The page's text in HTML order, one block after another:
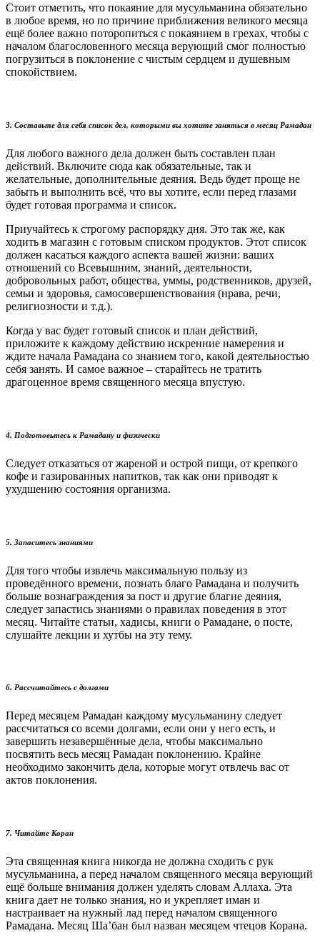
Стоит отметить, что покаяние для мусульманина обязательно
в любое время, но по причине приближения великого месяца
ещё более важно поторопиться с покаянием в грехах, чтобы с
началом благословенного месяца верующий смог полностью
погрузиться в поклонение с чистым сердцем и душевным
спокойствием.
3. Составьте для себя список дел, которыми вы хотите заняться в месяц Рамадан
Для любого важного дела должен быть составлен план
действий. Включите сюда как обязательные, так и
желательные, дополнительные деяния. Ведь будет проще не
забыть и выполнить всё, что вы хотите, если перед глазами
будет готовая программа и список.
Приучайтесь к строгому распорядку дня. Это так же, как
ходить в магазин с готовым списком продуктов. Этот список
должен касаться каждого аспекта вашей жизни: ваших
отношений со Всевышним, знаний, деятельности,
добровольных работ, общества, уммы, родственников, друзей,
семьи и здоровья, самосовершенствования (нрава, речи,
религиозности и т.д.).
Когда у вас будет готовый список и план действий,
приложите к каждому действию искренние намерения и
ждите начала Рамадана со знанием того, какой деятельностью
себя занять. И самое важное – старайтесь не тратить
драгоценное время священного месяца впустую.
4. Подготовьтесь к Рамадану и физически
Следует отказаться от жареной и острой пищи, от крепкого
кофе и газированных напитков, так как они приводят к
ухудшению состояния организма.
5. Запаситесь знаниями
Для того чтобы извлечь максимальную пользу из
проведённого времени, познать благо Рамадана и получить
больше вознаграждения за пост и другие благие деяния,
следует запастись знаниями о правилах поведения в этот
месяц. Читайте статьи, хадисы, книги о Рамадане, о посте,
слушайте лекции и хутбы на эту тему.
6. Рассчитайтесь с долгами
Перед месяцем Рамадан каждому мусульманину следует
рассчитаться со всеми долгами, если они у него есть, и
завершить незавершённые дела, чтобы максимально
посвятить весь месяц Рамадан поклонению. Крайне
необходимо закончить дела, которые могут отвлечь вас от
актов поклонения.
7. Читайте Коран
Эта священная книга никогда не должна сходить с рук
мусульманина, а перед началом священного месяца верующий
ещё больше внимания должен уделять словам Аллаха. Эта
книга дает не только знания, но и укрепляет иман и
настраивает на нужный лад перед началом священного
Рамадана. Месяц Ша’бан был назван месяцем чтецов Корана.